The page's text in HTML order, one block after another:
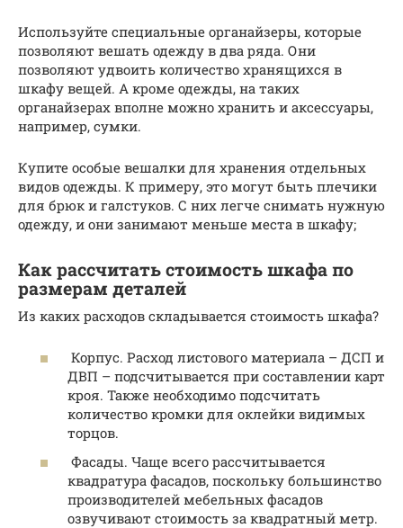
Используйте специальные органайзеры, которые
позволяют вешать одежду в два ряда. Они
позволяют удвоить количество хранящихся в
шкафу вещей. А кроме одежды, на таких
органайзерах вполне можно хранить и аксессуары,
например, сумки.
Купите особые вешалки для хранения отдельных
видов одежды. К примеру, это могут быть плечики
для брюк и галстуков. С них легче снимать нужную
одежду, и они занимают меньше места в шкафу;
Как рассчитать стоимость шкафа по
размерам деталей
Из каких расходов складывается стоимость шкафа?
Корпус. Расход листового материала – ДСП и
ДВП – подсчитывается при составлении карт
кроя. Также необходимо подсчитать
количество кромки для оклейки видимых
торцов.
Фасады. Чаще всего рассчитывается
квадратура фасадов, поскольку большинство
производителей мебельных фасадов
озвучивают стоимость за квадратный метр.